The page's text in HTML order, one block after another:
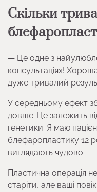
Скільки
— Це одне з
консультаціях!
дуже тривалий
У середньому ефект
довше. Це залежить
генетики. Я маю
блефаропластику 12
виглядають чудово.
Пластична операція
старіти, але ваші